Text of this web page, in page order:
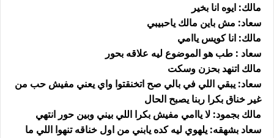
مالك: ايوه انا بخير
سعاد: مش باين مالك ياحبيبي
مالك: انا كويس ياامي
سعاد : طب هو الموضوع ليه علاقه بحور
مالك اتنهد بحزن وسكت
سعاد: يبقي اللي في بالي صح اتخنقتوا واي يعني مفيش حب من
غير خناق بكرا ربنا يصبح الحال
مالك بجمود: لا ياامي مفيش بكرا اللي بيني وبين حور انتهي
سعاد بشهقه: يلهوي ليه كده يابني من اول خناقه تنهوا اللي ما